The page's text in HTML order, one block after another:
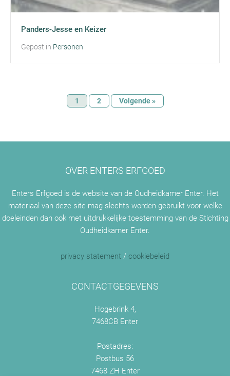
Panders-Jesse en Keizer
Gepost in Personen
1 2 Volgende »
OVER ENTERS ERFGOED
Enters Erfgoed is de website van de Oudheidkamer Enter. Het
materiaal van deze site mag slechts worden gebruikt voor welke
doeleinden dan ook met uitdrukkelijke toestemming van de Stichting
Oudheidkamer Enter.
privacy statement / cookiebeleid
CONTACTGEGEVENS
Hogebrink 4,
7468CB Enter
Postadres:
Postbus 56
7468 ZH Enter